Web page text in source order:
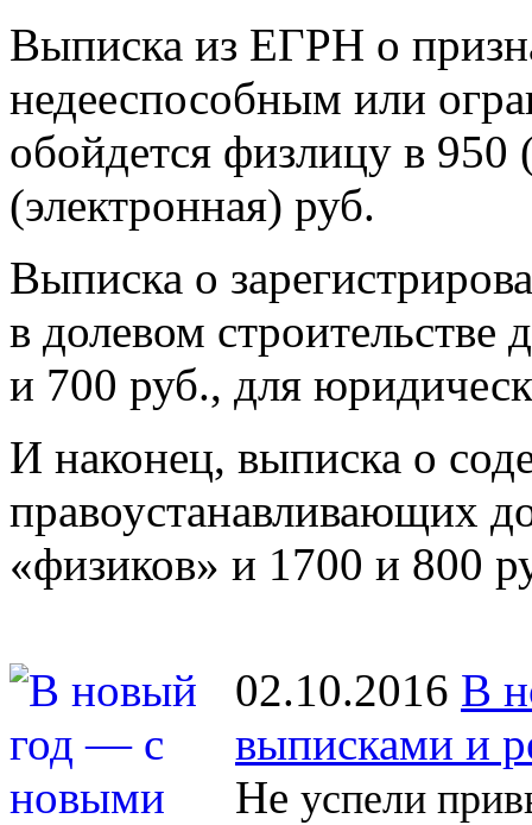
Выписка из ЕГРН о
недееспособным или
обойдется физлицу в
(электронная) руб.
Выписка о
в долевом
и 700 руб., для
И наконец, выписка о
правоустанавливающих
«физиков» и 1700 и 800
02.10.2016 В
выписками и
Не успели